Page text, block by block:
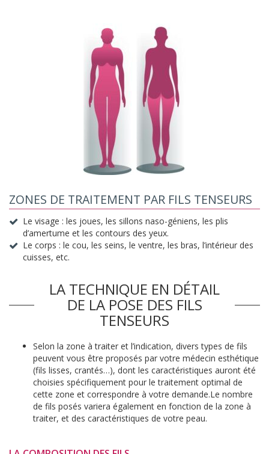
ZONES DE TRAITEMENT PAR FILS TENSEURS
Le visage : les joues, les sillons naso-géniens, les plis
d’amertume et les contours des yeux.
Le corps : le cou, les seins, le ventre, les bras, l’intérieur des
cuisses, etc.
LA TECHNIQUE EN DÉTAIL
DE LA POSE DES FILS
TENSEURS
Selon la zone à traiter et l’indication, divers types de fils
peuvent vous être proposés par votre médecin esthétique
(fils lisses, crantés…), dont les caractéristiques auront été
choisies spécifiquement pour le traitement optimal de
cette zone et correspondre à votre demande.Le nombre
de fils posés variera également en fonction de la zone à
traiter, et des caractéristiques de votre peau.